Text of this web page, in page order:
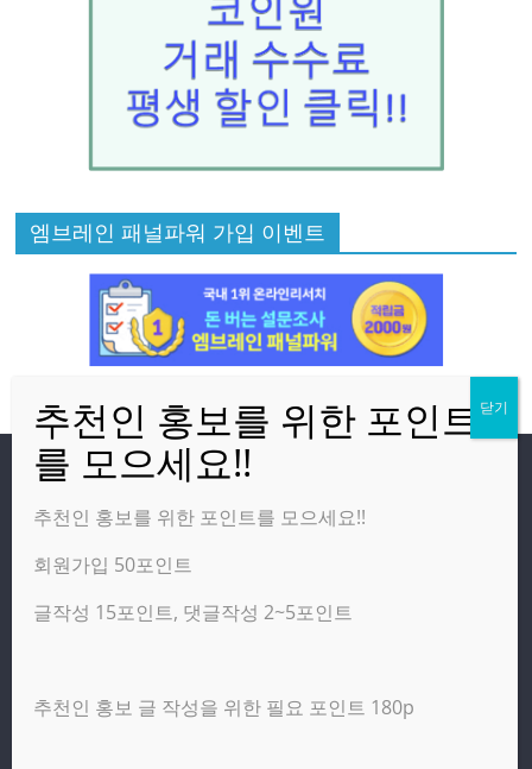
엠브레인 패널파워 가입 이벤트
방문자
온라인 방문자:15
오늘의 조회수:3,791
광고 제휴 홍보 일반 문의 : apptechgo@naver.com
추천인 홍보를 위한 포인트를 모으세요!!
회원가입 50포인트
글작성 15포인트, 댓글작성 2~5포인트
추천인 홍보 글 작성을 위한 필요 포인트 180p